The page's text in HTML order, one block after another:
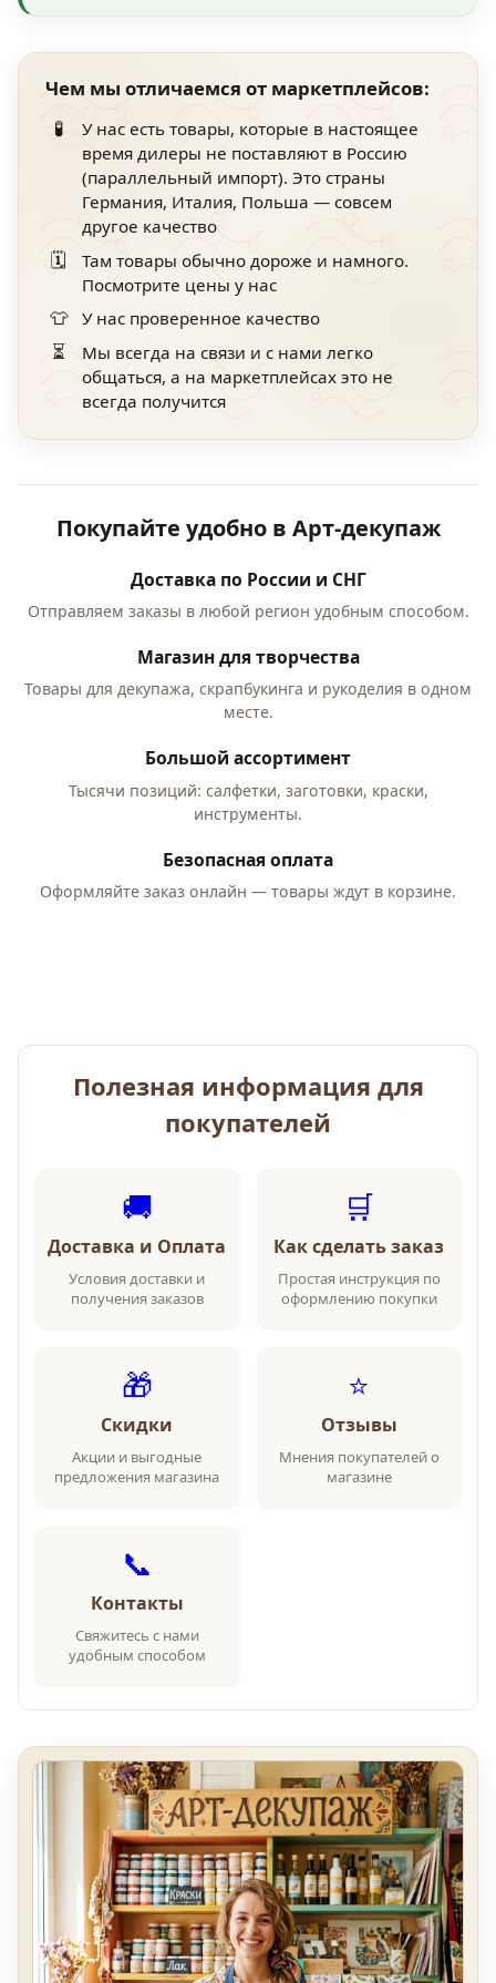
Чем мы отличаемся от маркетплейсов:
🧪
У нас есть товары, которые в настоящее
время дилеры не поставляют в Россию
(параллельный импорт). Это страны
Германия, Италия, Польша — совсем
другое качество
🗓️
Там товары обычно дороже и намного.
Посмотрите цены у нас
👕 У нас проверенное качество
⏳
Мы всегда на связи и с нами легко
общаться, а на маркетплейсах это не
всегда получится
Покупайте удобно в Арт-декупаж
Доставка по России и СНГ
Отправляем заказы в любой регион удобным способом.
Магазин для творчества
Товары для декупажа, скрапбукинга и рукоделия в одном
месте.
Большой ассортимент
Тысячи позиций: салфетки, заготовки, краски,
инструменты.
Безопасная оплата
Оформляйте заказ онлайн — товары ждут в корзине.
Полезная информация для
покупателей
🚚
Доставка и Оплата
Условия доставки и
получения заказов
🛒
Как сделать заказ
Простая инструкция по
оформлению покупки
🎁
Скидки
Акции и выгодные
предложения магазина
⭐
Отзывы
Мнения покупателей о
магазине
📞
Контакты
Свяжитесь с нами
удобным способом